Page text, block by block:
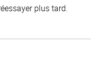
plus tard.